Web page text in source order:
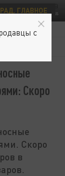
GLOBALLOOKPRESS
ГЛАВНОЕ
Скоро
Скоро
в
с